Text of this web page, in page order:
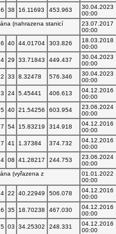
38 16.11693 453.963
30.04.2023
00:00
(nahrazena stanicí
23.07.2017
00:00
40 44.01704 303.826
18.03.2018
00:00
29 33.71843 449.437
30.04.2023
00:00
33 8.32478 576.346
30.04.2023
00:00
24 5.45441 406.613
04.12.2016
00:00
40 21.54256 603.954
23.06.2024
00:00
54 15.83219 314.918
04.12.2016
00:00
41 1.37384 374.732
04.12.2016
00:00
08 41.28217 244.753
23.06.2024
00:00
(vyřazena z
01.01.2022
00:00
22 40.22949 506.078
04.12.2016
00:00
35 18.70238 467.030
04.12.2016
00:00
03 34.25302 248.331
04.12.2016
00:00